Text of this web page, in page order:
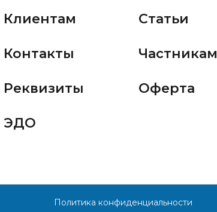
Клиентам
Контакты
Реквизиты
ЭДО
Статьи
Частникам
Оферта
Политика конфиденциальности